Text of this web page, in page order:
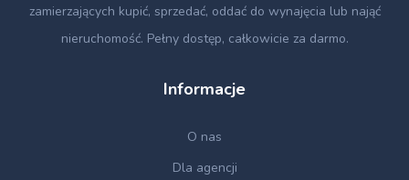
zamierzających kupić, sprzedać, oddać do wynajęcia lub nająć
nieruchomość. Pełny dostęp, całkowicie za darmo.
Informacje
O nas
Dla agencji